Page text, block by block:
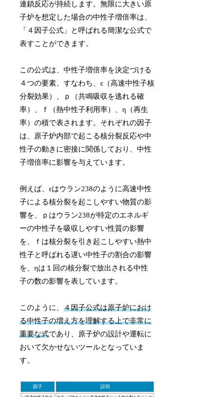
連鎖反応が持続します。無限に大きい原
子炉を想定した場合の中性子増倍率は、
「４因子公式」と呼ばれる簡潔な公式で
表すことができます。
この公式は、中性子増倍率を決定づける
４つの要素、すなわち、ε（高速中性子核
分裂効果）、ｐ（共鳴吸収を逃れる確
率）、ｆ（熱中性子利用率）、η（再生
率）の積で表されます。それぞれの因子
は、原子炉内部で起こる核分裂反応や中
性子の動きに密接に関係しており、中性
子増倍率に影響を与えています。
例えば、εはウラン238のように高速中性
子による核分裂を起こしやすい物質の影
響を、ｐはウラン238が特定のエネルギ
ーの中性子を吸収しやすい性質の影響
を、ｆは核分裂を引き起こしやすい熱中
性子と呼ばれる遅い中性子の割合の影響
を、ηは１回の核分裂で放出される中性
子の数の影響を表しています。
このように、４因子公式は原子炉におけ
る中性子の増え方を理解する上で非常に
重要な式であり、原子炉の設計や運転に
おいて欠かせないツールとなっていま
す。
因子 説明